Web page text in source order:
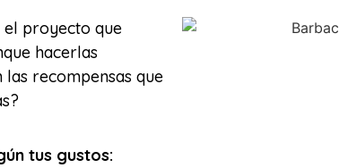
el proyecto que
hacerlas
recompensas que
tus gustos: